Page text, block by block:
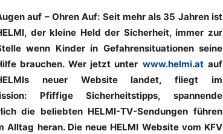
auf – Ohren Auf: Seit mehr als 35 Jahren ist
der kleine Held der Sicherheit, immer zur
wenn Kinder in Gefahrensituationen seine
brauchen. Wer jetzt unter www.helmi.at auf
neuer Website landet, fliegt im
Pfiffige Sicherheitstipps, spannende
die beliebten HELMI-TV-Sendungen führen
heran. Die neue HELMI Website vom KFV